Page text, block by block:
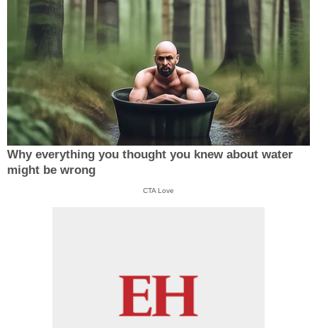
Why everything you thought you knew about water
might be wrong
CTA Love